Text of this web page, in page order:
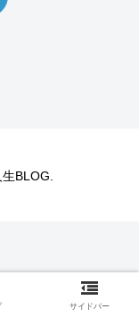
BLOG.
サイドバー